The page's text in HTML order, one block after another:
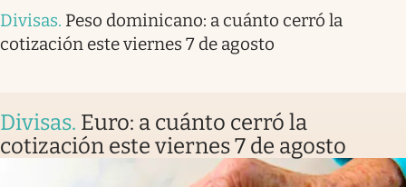
Divisas. Peso dominicano: a cuánto cerró la
cotización este viernes 7 de agosto
Divisas. Euro: a cuánto cerró la
cotización este viernes 7 de agosto